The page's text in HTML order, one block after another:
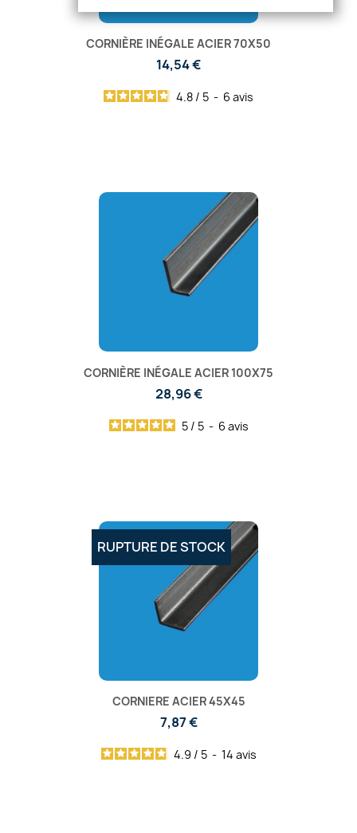
CORNIÈRE INÉGALE ACIER 70X50
14,54 €
4.8 / 5 - 6 avis
CORNIÈRE INÉGALE ACIER 100X75
28,96 €
5 / 5 - 6 avis
CORNIERE ACIER 45X45
7,87 €
4.9 / 5 - 14 avis
RUPTURE DE STOCK